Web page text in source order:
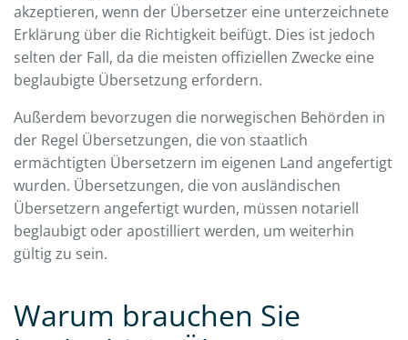
akzeptieren, wenn der Übersetzer eine unterzeichnete
Erklärung über die Richtigkeit beifügt. Dies ist jedoch
selten der Fall, da die meisten offiziellen Zwecke eine
beglaubigte Übersetzung erfordern.
Außerdem bevorzugen die norwegischen Behörden in
der Regel Übersetzungen, die von staatlich
ermächtigten Übersetzern im eigenen Land angefertigt
wurden. Übersetzungen, die von ausländischen
Übersetzern angefertigt wurden, müssen notariell
beglaubigt oder apostilliert werden, um weiterhin
gültig zu sein.
Warum brauchen Sie